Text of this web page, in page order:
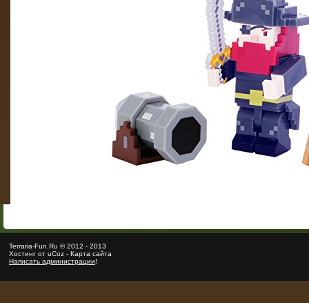
Terraria-Fun.Ru ©2012 - 2013
Хостинг от uCoz - Карта сайта
Написать администрации!